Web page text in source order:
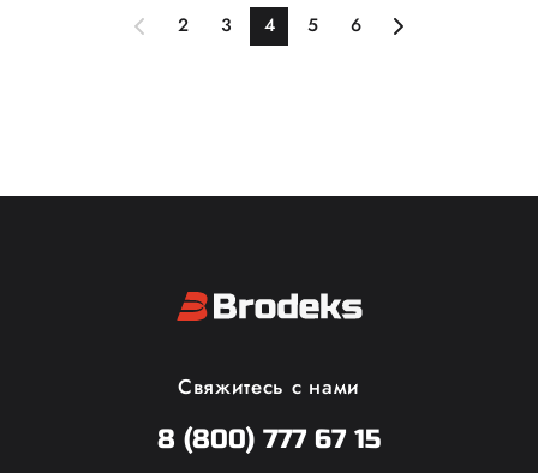
счёт чего куртка отлично
паропроницаемости в 3 000
обеспечивает комфортный
2 3 4 5 6
Свяжитесь с нами
8 (800) 777 67 15